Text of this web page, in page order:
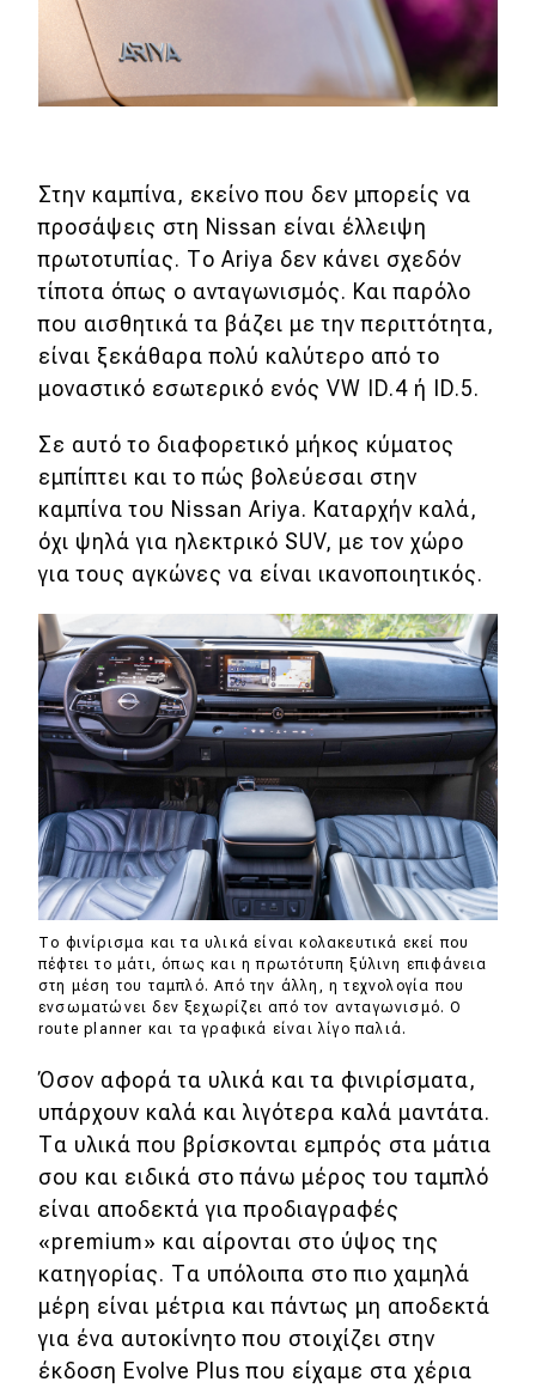
Στην καμπίνα, εκείνο που δεν μπορείς να
προσάψεις στη Nissan είναι έλλειψη
πρωτοτυπίας. Το Ariya δεν κάνει σχεδόν
τίποτα όπως ο ανταγωνισμός. Και παρόλο
που αισθητικά τα βάζει με την περιττότητα,
είναι ξεκάθαρα πολύ καλύτερο από τo
μοναστικό εσωτερικό ενός VW ID.4 ή ID.5.
Σε αυτό το διαφορετικό μήκος κύματος
εμπίπτει και το πώς βολεύεσαι στην
καμπίνα του Nissan Ariya. Καταρχήν καλά,
όχι ψηλά για ηλεκτρικό SUV, με τον χώρο
για τους αγκώνες να είναι ικανοποιητικός.
Το φινίρισμα και τα υλικά είναι κολακευτικά εκεί που
πέφτει το μάτι, όπως και η πρωτότυπη ξύλινη επιφάνεια
στη μέση του ταμπλό. Από την άλλη, η τεχνολογία που
ενσωματώνει δεν ξεχωρίζει από τον ανταγωνισμό. Ο
route planner και τα γραφικά είναι λίγο παλιά.
Όσον αφορά τα υλικά και τα φινιρίσματα,
υπάρχουν καλά και λιγότερα καλά μαντάτα.
Τα υλικά που βρίσκονται εμπρός στα μάτια
σου και ειδικά στο πάνω μέρος του ταμπλό
είναι αποδεκτά για προδιαγραφές
«premium» και αίρονται στο ύψος της
κατηγορίας. Τα υπόλοιπα στο πιο χαμηλά
μέρη είναι μέτρια και πάντως μη αποδεκτά
για ένα αυτοκίνητο που στοιχίζει στην
έκδοση Evolve Plus που είχαμε στα χέρια